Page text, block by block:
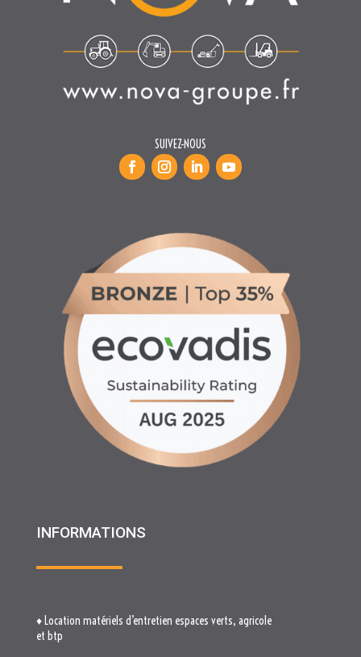
SUIVEZ-NOUS
INFORMATIONS
♦ Partenariats
♦ Recrutement
♦ Materiels BTP , Recyclage Environnement MEDIMAT